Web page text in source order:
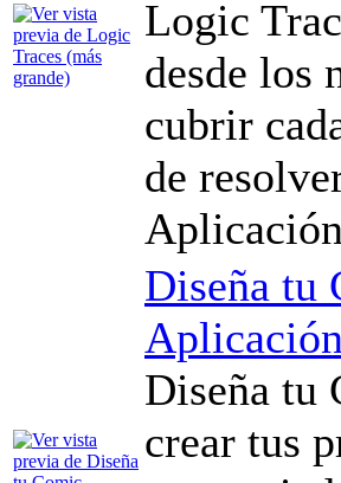
Logic
desde los
cubrir
de
Diseña tu
Aplicación
Diseña tu
crear tus